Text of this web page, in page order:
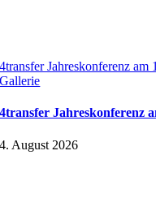
4transfer Jahreskonferenz
Gallerie
4transfer Jahreskonferenz
4. August 2026